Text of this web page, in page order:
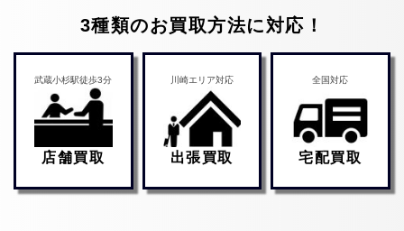
3種類のお買取方法に対応！
武蔵小杉駅徒歩3分
店舗買取
川崎エリア対応
出張買取
全国対応
宅配買取